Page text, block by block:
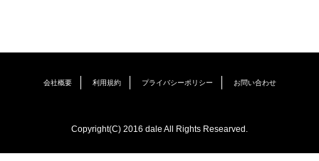
会社概要 利用規約 プライバシーポリシー お問い合わせ
Copyright(C) 2016 dale All Rights Researved.